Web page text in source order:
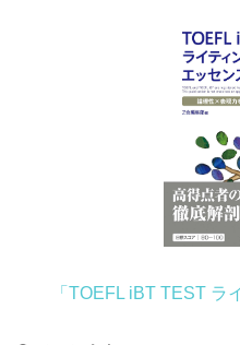
「TOEFL iBT TEST ラ